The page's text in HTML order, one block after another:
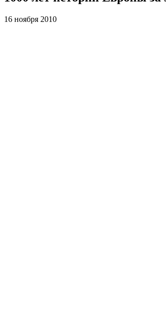
16 ноября 2010